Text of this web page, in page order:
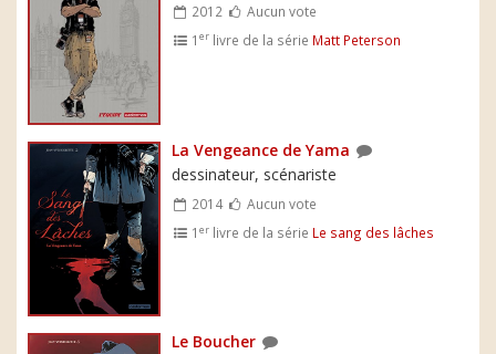
2012
Aucun vote
1er livre de la série Matt Peterson
La Vengeance de Yama
dessinateur, scénariste
2014
Aucun vote
1er livre de la série Le sang des lâches
Le Boucher